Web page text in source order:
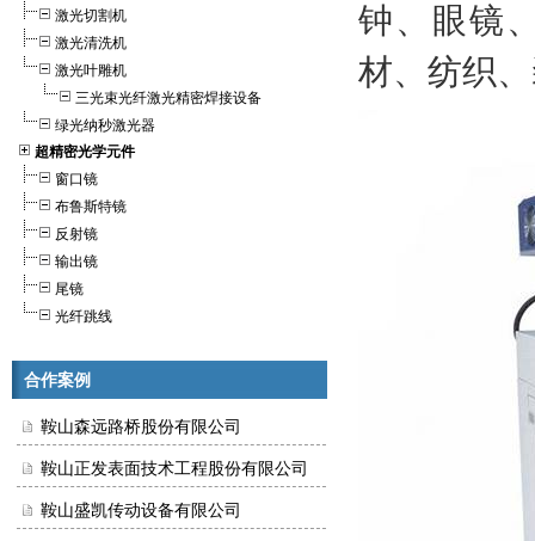
激光切割机
激光清洗机
激光叶雕机
三光束光纤激光精密焊接设备
绿光纳秒激光器
超精密光学元件
窗口镜
布鲁斯特镜
反射镜
输出镜
尾镜
光纤跳线
合作案例
鞍山森远路桥股份有限公司
鞍山正发表面技术工程股份有限公司
鞍山盛凯传动设备有限公司
钟、眼镜
材、纺织